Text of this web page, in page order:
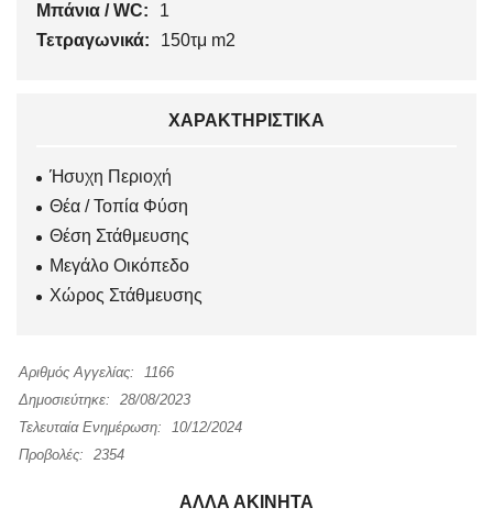
Μπάνια / WC:
1
Τετραγωνικά:
150τμ m2
ΧΑΡΑΚΤΗΡΙΣΤΙΚΆ
Ήσυχη Περιοχή
Θέα / Τοπία Φύση
Θέση Στάθμευσης
Μεγάλο Οικόπεδο
Χώρος Στάθμευσης
Αριθμός Αγγελίας:
1166
Δημοσιεύτηκε:
28/08/2023
Τελευταία Ενημέρωση:
10/12/2024
Προβολές:
2354
ΆΛΛΑ ΑΚΊΝΗΤΑ